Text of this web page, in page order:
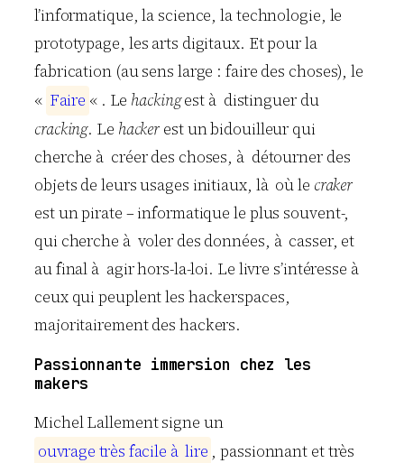
l’informatique, la science, la technologie, le
prototypage, les arts digitaux. Et pour la
fabrication (au sens large : faire des choses), le
« Faire « . Le hackingest à distinguer du
cracking. Le hacker est un bidouilleur qui
cherche à créer des choses, à détourner des
objets de leurs usages initiaux, là où le craker
est un pirate – informatique le plus souvent-,
qui cherche à voler des données, à casser, et
au final à agir hors-la-loi. Le livre s’intéresse à
ceux qui peuplent les hackerspaces,
majoritairement des hackers.
Passionnante immersion chez les
makers
Michel Lallement signe un
ouvrage très facile à lire , passionnant et très